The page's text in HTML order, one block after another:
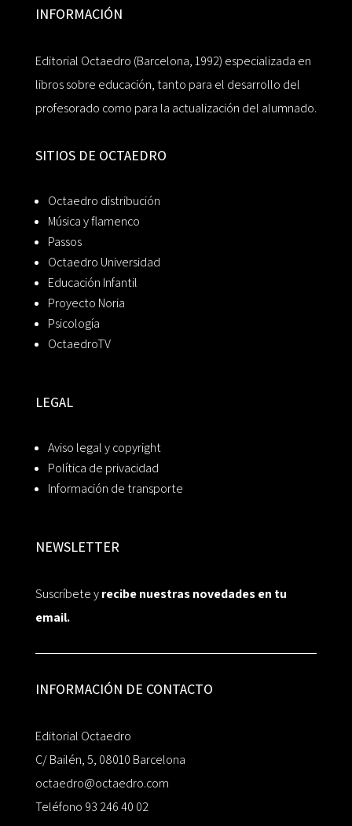
INFORMACIÓN
Editorial Octaedro (Barcelona, 1992) especializada en
libros sobre educación, tanto para el desarrollo del
profesorado como para la actualización del alumnado.
SITIOS DE OCTAEDRO
Octaedro distribución
Música y flamenco
Passos
Octaedro Universidad
Educación Infantil
Proyecto Noria
Psicología
OctaedroTV
LEGAL
Aviso legal y copyright
Política de privacidad
Información de transporte
NEWSLETTER
Suscríbete yrecibe nuestras novedades en tu
email.
INFORMACIÓN DE CONTACTO
Editorial Octaedro
C/ Bailén, 5, 08010 Barcelona
octaedro@octaedro.com
Teléfono 93 246 40 02